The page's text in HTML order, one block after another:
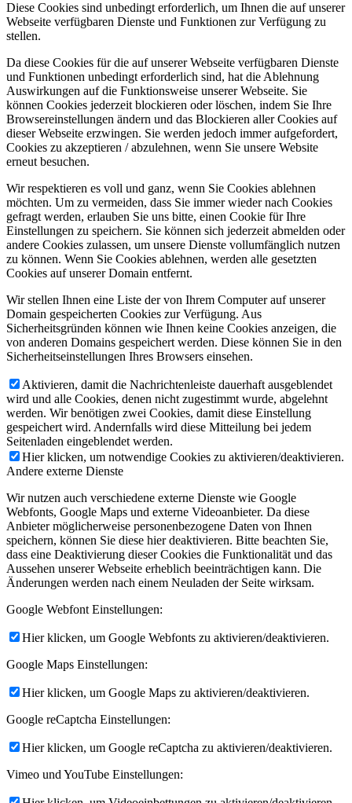
Diese Cookies sind unbedingt erforderlich, um Ihnen die auf unserer
Webseite verfügbaren Dienste und Funktionen zur Verfügung zu
stellen.
Da diese Cookies für die auf unserer Webseite verfügbaren Dienste
und Funktionen unbedingt erforderlich sind, hat die Ablehnung
Auswirkungen auf die Funktionsweise unserer Webseite. Sie
können Cookies jederzeit blockieren oder löschen, indem Sie Ihre
Browsereinstellungen ändern und das Blockieren aller Cookies auf
dieser Webseite erzwingen. Sie werden jedoch immer aufgefordert,
Cookies zu akzeptieren / abzulehnen, wenn Sie unsere Website
erneut besuchen.
Wir respektieren es voll und ganz, wenn Sie Cookies ablehnen
möchten. Um zu vermeiden, dass Sie immer wieder nach Cookies
gefragt werden, erlauben Sie uns bitte, einen Cookie für Ihre
Einstellungen zu speichern. Sie können sich jederzeit abmelden oder
andere Cookies zulassen, um unsere Dienste vollumfänglich nutzen
zu können. Wenn Sie Cookies ablehnen, werden alle gesetzten
Cookies auf unserer Domain entfernt.
Wir stellen Ihnen eine Liste der von Ihrem Computer auf unserer
Domain gespeicherten Cookies zur Verfügung. Aus
Sicherheitsgründen können wie Ihnen keine Cookies anzeigen, die
von anderen Domains gespeichert werden. Diese können Sie in den
Sicherheitseinstellungen Ihres Browsers einsehen.
Aktivieren, damit die Nachrichtenleiste dauerhaft ausgeblendet
wird und alle Cookies, denen nicht zugestimmt wurde, abgelehnt
werden. Wir benötigen zwei Cookies, damit diese Einstellung
gespeichert wird. Andernfalls wird diese Mitteilung bei jedem
Seitenladen eingeblendet werden.
Hier klicken, um notwendige Cookies zu aktivieren/deaktivieren.
Andere externe Dienste
Wir nutzen auch verschiedene externe Dienste wie Google
Webfonts, Google Maps und externe Videoanbieter. Da diese
Anbieter möglicherweise personenbezogene Daten von Ihnen
speichern, können Sie diese hier deaktivieren. Bitte beachten Sie,
dass eine Deaktivierung dieser Cookies die Funktionalität und das
Aussehen unserer Webseite erheblich beeinträchtigen kann. Die
Änderungen werden nach einem Neuladen der Seite wirksam.
Google Webfont Einstellungen:
Hier klicken, um Google Webfonts zu aktivieren/deaktivieren.
Google Maps Einstellungen:
Hier klicken, um Google Maps zu aktivieren/deaktivieren.
Google reCaptcha Einstellungen:
Hier klicken, um Google reCaptcha zu aktivieren/deaktivieren.
Vimeo und YouTube Einstellungen: